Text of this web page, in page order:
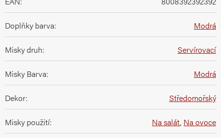
Doplňky barva: Modrá
Misky druh: Servírovací
Misky Barva: Modrá
Dekor: Středomořský
Misky použití: Na salát, Na ovoce